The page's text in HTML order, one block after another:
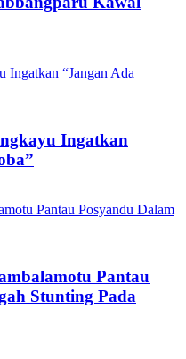
Ingatkan
Pantau
Stunting Pada